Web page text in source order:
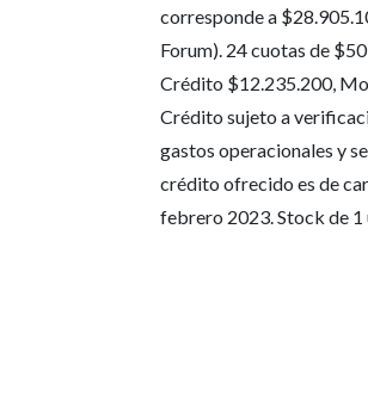
corresponde a
Forum). 24 cuotas de
Crédito $12.235.200,
Crédito sujeto a
gastos operacionales y
crédito ofrecido es de
febrero 2023. Stock de 1